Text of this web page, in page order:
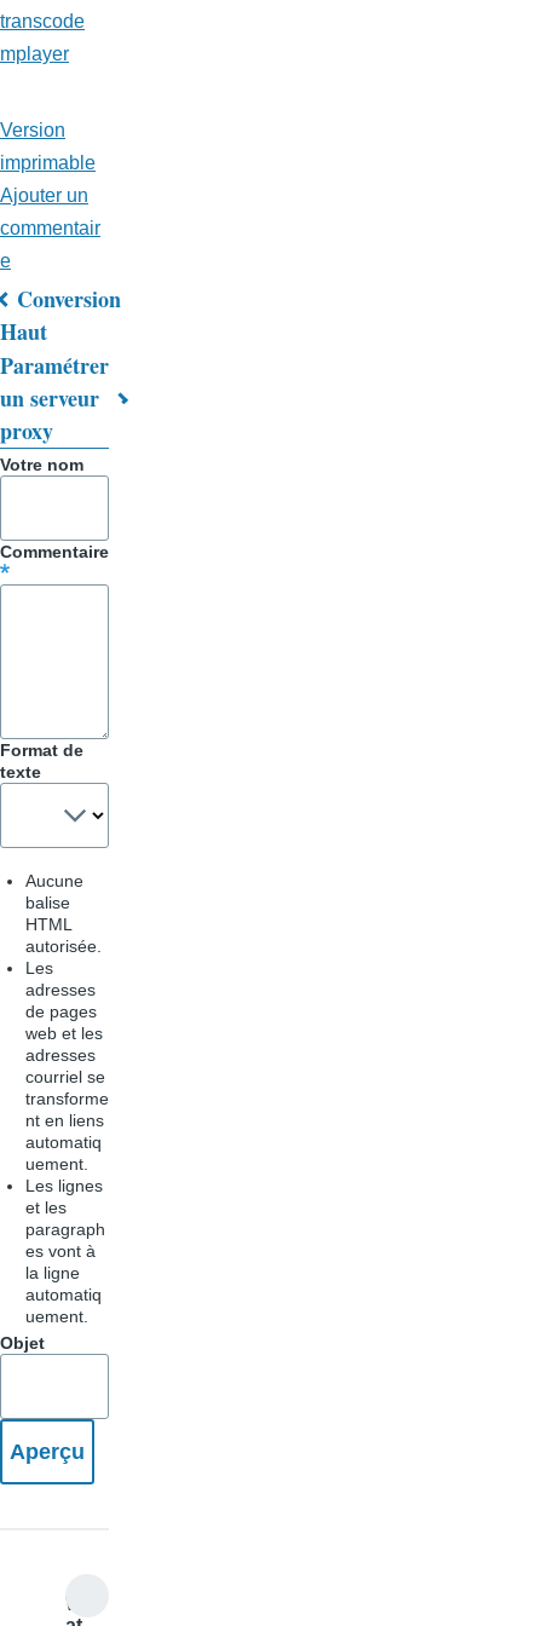
transcode
mplayer
Version
imprimable
Ajouter un
commentair
e
Liens
transversaux
de
livre
Trucs
&
Conversion
Haut
Paramétrer
un serveur
proxy
Votre nom
Commentaire
Format de
texte
Aucune
balise
HTML
autorisée.
Les
adresses
de pages
web et les
adresses
courriel se
transforme
nt en liens
automatiq
uement.
Les lignes
et les
paragraph
es vont à
la ligne
automatiq
uement.
Objet
W